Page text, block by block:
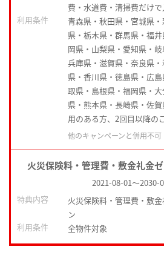
費・水道費・清掃費だけで
利用条件
青森県・秋田県・宮城県
県・栃木県・群馬県・福
岡県・山梨県・愛知県・
兵庫県・滋賀県・奈良県
県・香川県・徳島県・広
取県・島根県・福岡県・
県・熊本県・長崎県・佐
用のある方、2回目以降の
他のキャンペーンと併用不可
火災保険料・管理費・敷金礼金
2021-08-01～2030-
特典内容
火災保険料・管理費・敷
ン
利用条件
全物件対象